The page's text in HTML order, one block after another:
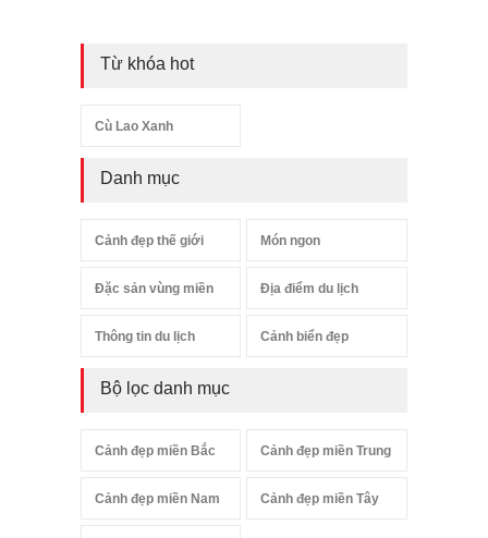
Từ khóa hot
Cù Lao Xanh
Danh mục
Cảnh đẹp thế giới Món ngon
Đặc sản vùng miền Địa điểm du lịch
Thông tin du lịch Cảnh biển đẹp
Bộ lọc danh mục
Cảnh đẹp miền Bắc Cảnh đẹp miền Trung
Cảnh đẹp miền Nam Cảnh đẹp miền Tây